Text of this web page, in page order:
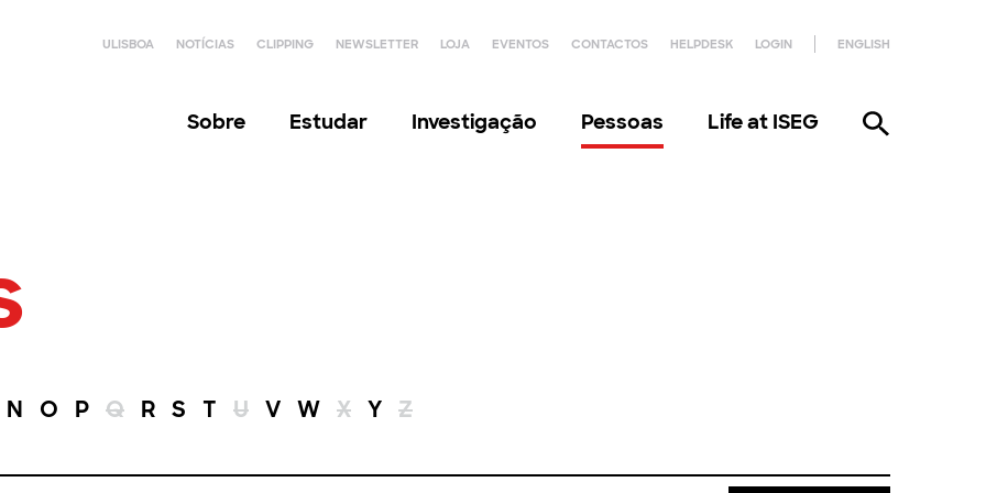
ULISBOA NOTÍCIAS CLIPPING NEWSLETTER LOJA EVENTOS CONTACTOS HELPDESK LOGIN ENGLISH
Sobre Estudar Investigação Pessoas Life at ISEG
N O P Q R S T U V W X Y Z